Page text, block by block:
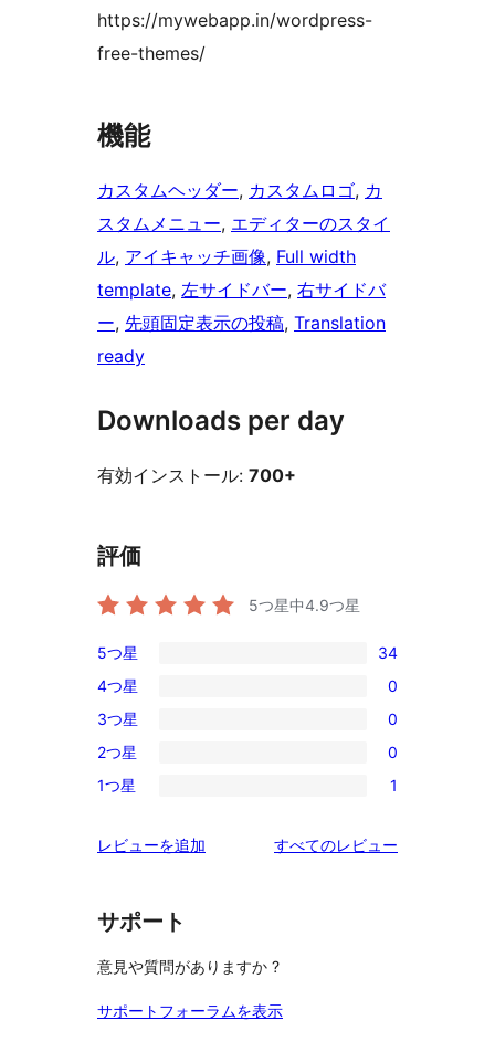
https://mywebapp.in/wordpress-
free-themes/
機能
カスタムヘッダー, カスタムロゴ, カ
スタムメニュー, エディターのスタイ
ル, アイキャッチ画像, Full width
template, 左サイドバー, 右サイドバ
ー, 先頭固定表示の投稿, Translation
ready
Downloads per day
有効インストール: 700+
評価
5つ星中4.9つ星
34
5-
星
レ
ビ
ー
5つ星 34
0
4-
星
レ
ュ
4つ星 0
0
3-
星
ビ
3つ星 0
0
2-
レ
ュ
ー
2つ星 0
1
星
ビ
ー
1つ星 1
レビューを追加 すべてのレビュー
サポート
意見や質問がありますか ?
サポートフォーラムを表示